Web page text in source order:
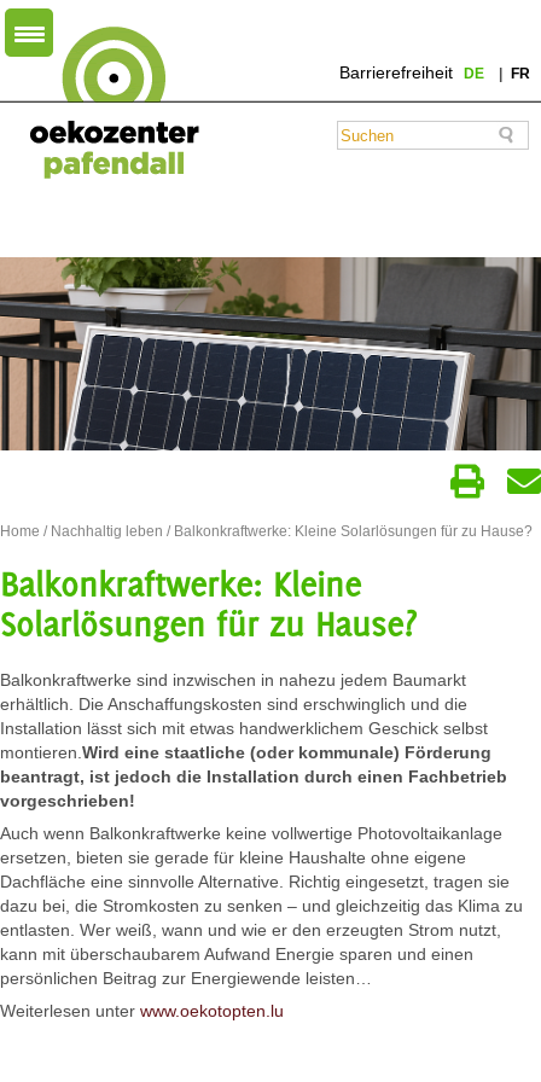
Barrierefreiheit DE FR
Home / Nachhaltig leben / Balkonkraftwerke: Kleine Solarlösungen für zu Hause?
Balkonkraftwerke: Kleine
Solarlösungen für zu Hause?
Balkonkraftwerke sind inzwischen in nahezu jedem Baumarkt
erhältlich. Die Anschaffungskosten sind erschwinglich und die
Installation lässt sich mit etwas handwerklichem Geschick selbst
montieren. Wird eine staatliche (oder kommunale) Förderung
beantragt, ist jedoch die Installation durch einen Fachbetrieb
vorgeschrieben!
Auch wenn Balkonkraftwerke keine vollwertige Photovoltaikanlage
ersetzen, bieten sie gerade für kleine Haushalte ohne eigene
Dachfläche eine sinnvolle Alternative. Richtig eingesetzt, tragen sie
dazu bei, die Stromkosten zu senken – und gleichzeitig das Klima zu
entlasten. Wer weiß, wann und wie er den erzeugten Strom nutzt,
kann mit überschaubarem Aufwand Energie sparen und einen
persönlichen Beitrag zur Energiewende leisten…
Weiterlesen unter www.oekotopten.lu